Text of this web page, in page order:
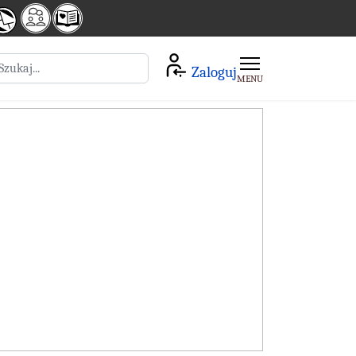
Zaloguj